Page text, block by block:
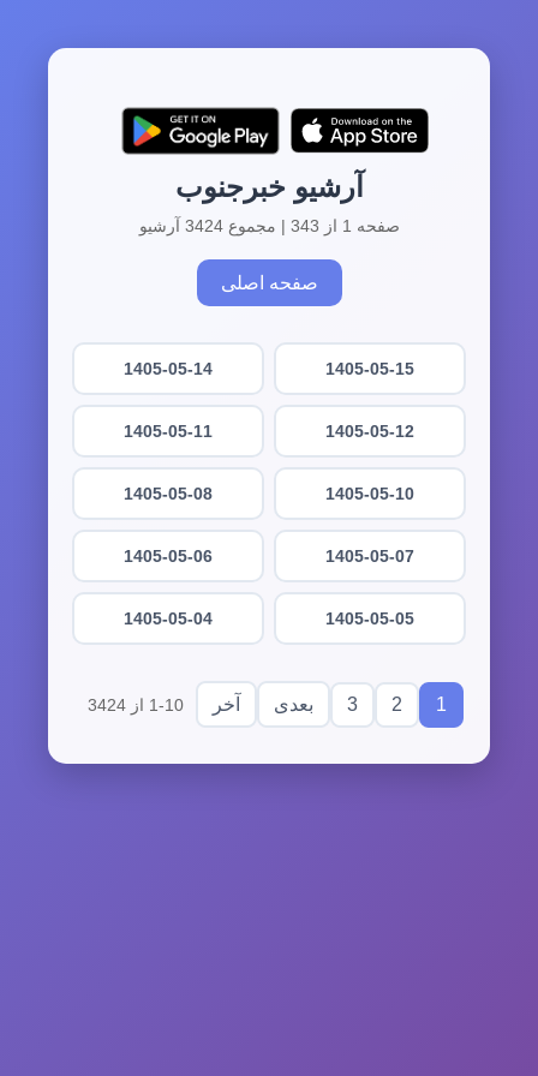
آرشیو خبرجنوب
صفحه 1 از 343 | مجموع 3424 آرشیو
صفحه اصلی
1405-05-15
1405-05-14
1405-05-12
1405-05-11
1405-05-10
1405-05-08
1405-05-07
1405-05-06
1405-05-05
1405-05-04
1
2
3 بعدی آخر 1-10 از 3424